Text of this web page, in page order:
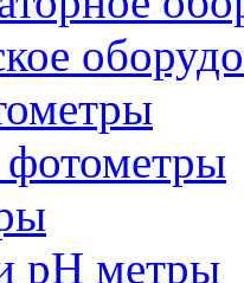
рН метры